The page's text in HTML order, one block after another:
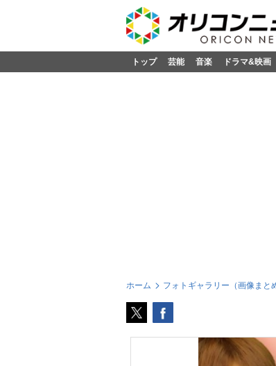
トップ 芸能 音楽 ドラマ&映画
ホーム フォトギャラリー（画像まと